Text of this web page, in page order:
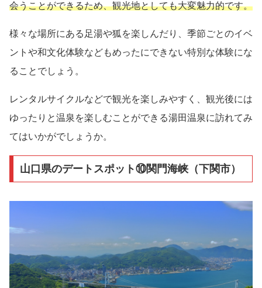
会うことができるため、観光地としても大変魅力的です。
様々な場所にある足湯や狐を楽しんだり、季節ごとのイベ
ントや和文化体験などもめったにできない特別な体験にな
ることでしょう。
レンタルサイクルなどで観光を楽しみやすく、観光後には
ゆったりと温泉を楽しむことができる湯田温泉に訪れてみ
てはいかがでしょうか。
山口県のデートスポット⑩関門海峡（下関市）